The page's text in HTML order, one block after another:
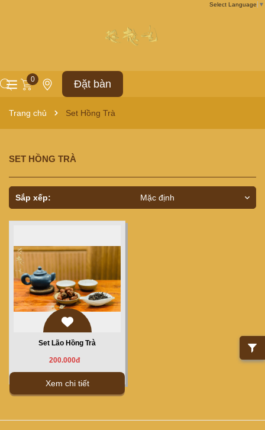
0 Đặt bàn
Select Language ▼
Trang chủ Set Hồng Trà
SET HỒNG TRÀ
Sắp xếp: Mặc định
Set Lão Hồng Trà
200.000đ
Xem chi tiết